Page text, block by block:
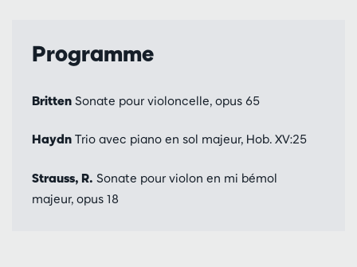
Programme
Britten Sonate pour violoncelle, opus 65
Haydn Trio avec piano en sol majeur, Hob. XV:25
Strauss, R. Sonate pour violon en mi bémol
majeur, opus 18